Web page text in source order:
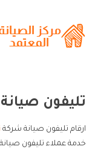
تليفون
ارقام تليفون صيانة شركة
خدمة عملاء تليفون